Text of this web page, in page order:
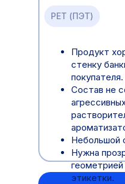
Продукт
стенку
покупателя.
Состав не
Небольшой
Нужна
этикетки.
РЕТ (ПЭТ)